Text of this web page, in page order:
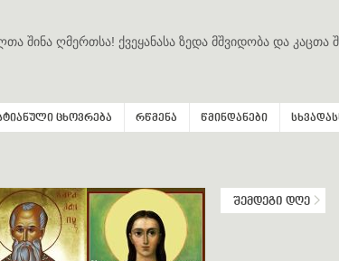
შინა ღმერთსა! ქვეყანასა ზედა მშვიდობა და კაცთა
ცხოვრება რწმენა წმინდანები
შემდეგი დღე